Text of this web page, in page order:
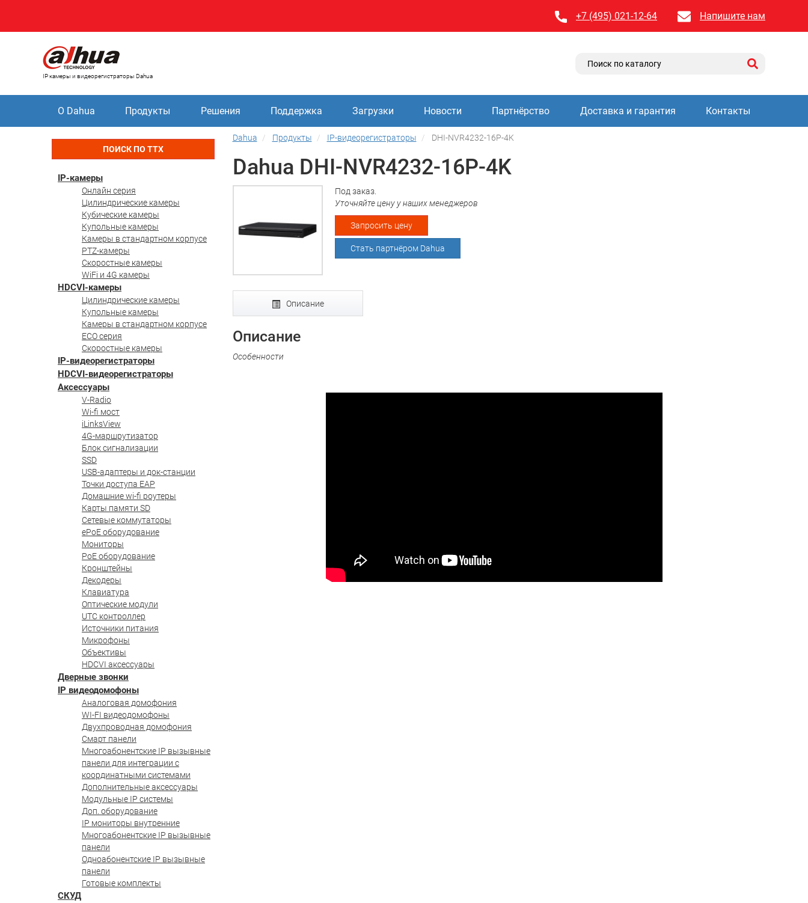
+7 (495) 021-12-64 Напишите нам
IP камеры и видеорегистраторы Dahua
О Dahua Продукты Решения Поддержка Загрузки Новости Партнёрство Доставка и гарантия Контакты
ПОИСК ПО ТТХ
IP-камеры
Онлайн серия
Цилиндрические камеры
Кубические камеры
Купольные камеры
Камеры в стандартном корпусе
PTZ-камеры
Скоростные камеры
WiFi и 4G камеры
HDCVI-камеры
Цилиндрические камеры
Купольные камеры
Камеры в стандартном корпусе
ECO серия
Скоростные камеры
IP-видеорегистраторы
HDCVI-видеорегистраторы
Аксессуары
V-Radio
Wi-fi мост
iLinksView
4G-маршрутизатор
Блок сигнализации
SSD
USB-адаптеры и док-станции
Точки доступа EAP
Домашние wi-fi роутеры
Карты памяти SD
Сетевые коммутаторы
ePoE оборудование
Мониторы
PoE оборудование
Кронштейны
Декодеры
Клавиатура
Оптические модули
UTC контроллер
Источники питания
Микрофоны
Объективы
HDCVI аксессуары
Дверные звонки
IP видеодомофоны
Аналоговая домофония
WI-FI видеодомофоны
Двухпроводная домофония
Смарт панели
Многоабонентские IP вызывные
панели для интеграции с
координатными системами
Дополнительные аксессуары
Модульные IP системы
Доп. оборудование
IP мониторы внутренние
Многоабонентские IP вызывные
панели
Одноабонентские IP вызывные
панели
Готовые комплекты
СКУД
Dahua Продукты IP-видеорегистраторы DHI-NVR4232-16P-4K
Dahua DHI-NVR4232-16P-4K
Под заказ.
Уточняйте цену у наших менеджеров
Запросить цену
Стать партнёром Dahua
Описание
Описание
Особенности